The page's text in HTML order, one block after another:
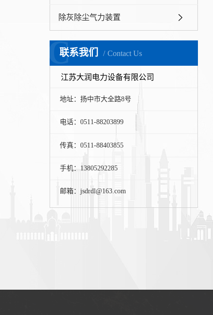
除灰除尘气力装置
联系我们 Contact Us
C
江苏大润电力设备有限公司
地址：扬中市大全路8号
电话：0511-88203899
传真：0511-88403855
手机：13805292285
邮箱：jsdrdl@163.com